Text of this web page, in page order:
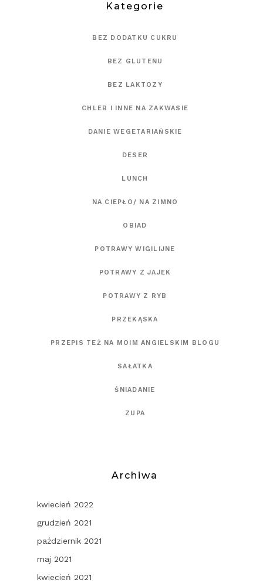
Kategorie
BEZ DODATKU CUKRU
BEZ GLUTENU
BEZ LAKTOZY
CHLEB I INNE NA ZAKWASIE
DANIE WEGETARIAŃSKIE
DESER
LUNCH
NA CIEPŁO/ NA ZIMNO
OBIAD
POTRAWY WIGILIJNE
POTRAWY Z JAJEK
POTRAWY Z RYB
PRZEKĄSKA
PRZEPIS TEŻ NA MOIM ANGIELSKIM BLOGU
SAŁATKA
ŚNIADANIE
ZUPA
Archiwa
kwiecień 2022
grudzień 2021
październik 2021
maj 2021
kwiecień 2021